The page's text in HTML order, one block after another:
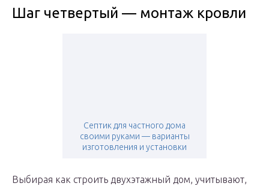
Шаг четвертый — монтаж кровли
Септик для частного дома
своими руками — варианты
изготовления и установки
Выбирая как строить двухэтажный дом, учитывают,